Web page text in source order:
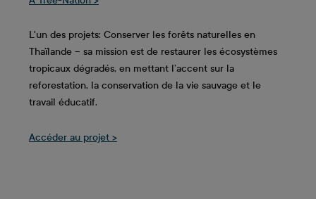
L'un des projets: Conserver les forêts naturelles en
Thaïlande – sa mission est de restaurer les écosystèmes
tropicaux dégradés, en mettant l’accent sur la
reforestation, la conservation de la vie sauvage et le
travail éducatif.
Accéder au projet >